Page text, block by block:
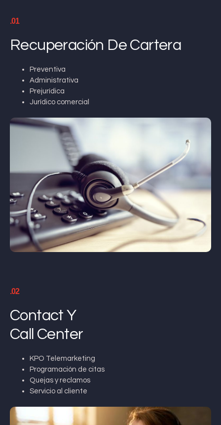
.01
Recuperación De Cartera
Preventiva
Administrativa
Prejurídica
Jurídico comercial
.02
Contact Y
Call Center
KPO Telemarketing
Programación de citas
Quejas y reclamos
Servicio al cliente